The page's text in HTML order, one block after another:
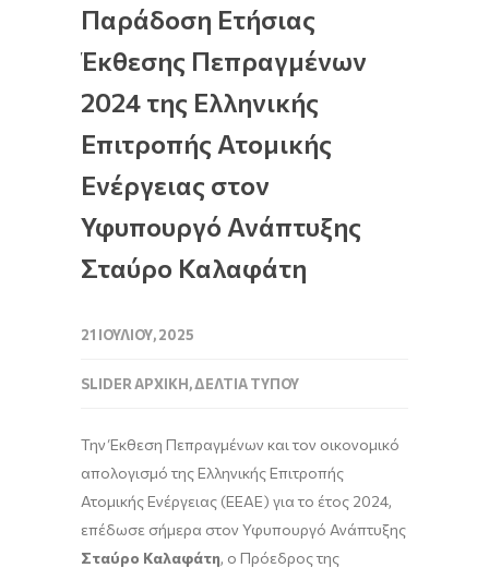
Παράδοση Ετήσιας
Έκθεσης Πεπραγμένων
2024 της Ελληνικής
Επιτροπής Ατομικής
Ενέργειας στον
Υφυπουργό Ανάπτυξης
Σταύρο Καλαφάτη
21 ΙΟΥΛΊΟΥ, 2025
SLIDER ΑΡΧΙΚΉ,ΔΕΛΤΊΑ ΤΎΠΟΥ
Την Έκθεση Πεπραγμένων και τον οικονομικό
απολογισμό της Ελληνικής Επιτροπής
Ατομικής Ενέργειας (ΕΕΑΕ) για το έτος 2024,
επέδωσε σήμερα στον Υφυπουργό Ανάπτυξης
Σταύρο Καλαφάτη, ο Πρόεδρος της